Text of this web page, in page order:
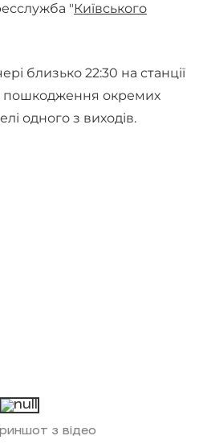
"Київського
близько 22:30 на станції
пошкодження окремих
одного з виходів.
з відео